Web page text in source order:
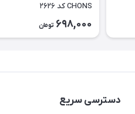
CHONS کد ۲۶۲۶
698,000 تومان
دسترسی سریع